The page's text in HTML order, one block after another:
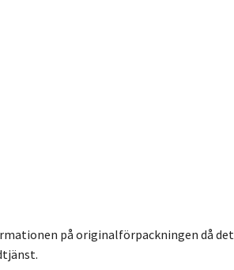
på originalförpackningen då